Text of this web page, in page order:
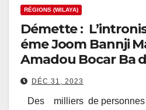
RÉGIONS (WILAYA)
Démette :
éme Joom Bannji
Amadou Bocar Ba
Amadou Demba
DÉC 31, 2023
Des milliers de personnes